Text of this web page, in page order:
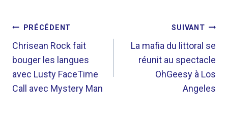
NAVIGATION
DE
L’ARTICLE
PRÉCÉDENT
Chrisean Rock fait
bouger les langues
avec Lusty FaceTime
Call avec Mystery Man
SUIVANT
La mafia du littoral se
réunit au spectacle
OhGeesy à Los
Angeles